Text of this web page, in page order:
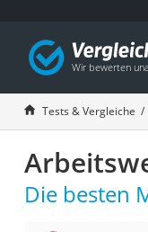
Tests & Vergleiche
Die besten